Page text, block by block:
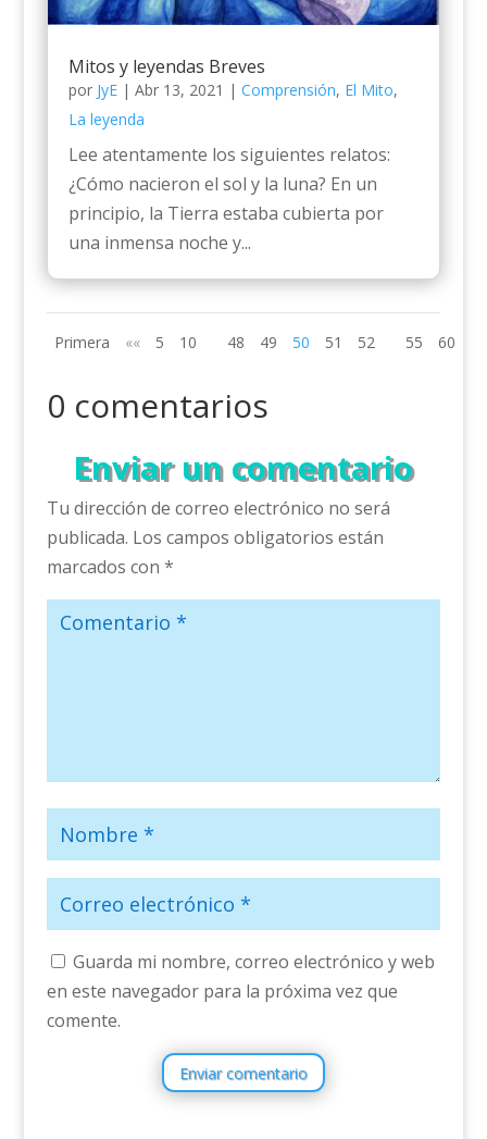
Mitos y leyendas Breves
por JyE| Abr 13, 2021 | Comprensión, El Mito,
La leyenda
Lee atentamente los siguientes relatos:
¿Cómo nacieron el sol y la luna? En un
principio, la Tierra estaba cubierta por
una inmensa noche y...
Primera «« 5 10 48 49 50 51 52 55 60
0 comentarios
Enviar un comentario
Tu dirección de correo electrónico no será
publicada. Los campos obligatorios están
marcados con *
Guarda mi nombre, correo electrónico y web
en este navegador para la próxima vez que
comente.
Enviar comentario